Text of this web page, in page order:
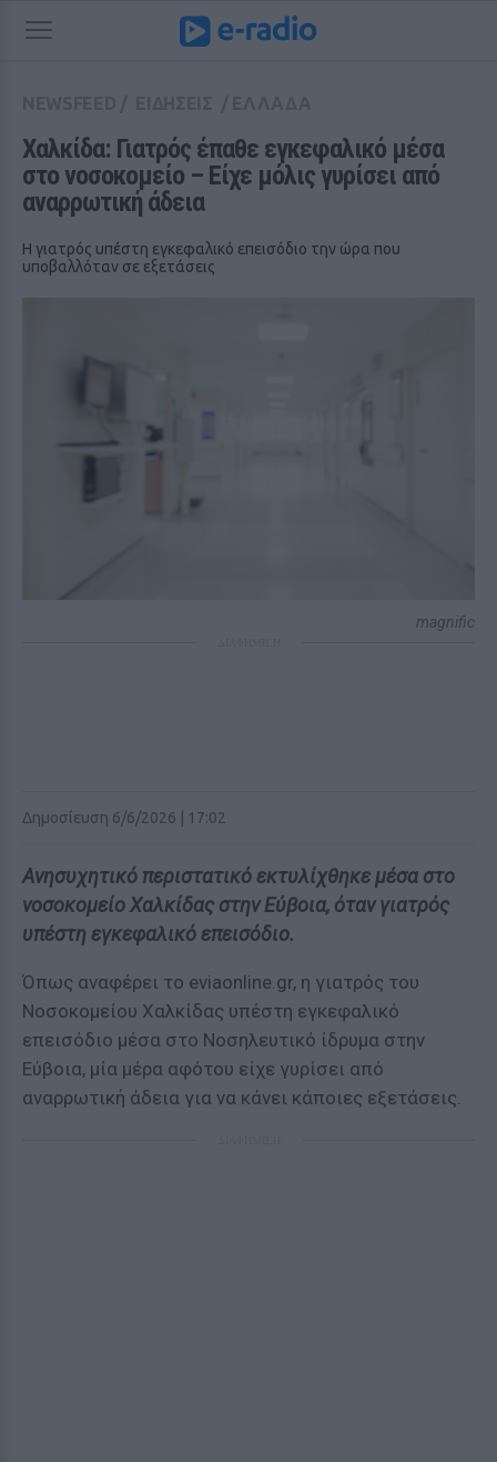
Χαλκίδα: Γιατρός έπαθε εγκεφαλικό μέσα
στο νοσοκομείο – Είχε μόλις γυρίσει από
αναρρωτική άδεια
Η γιατρός υπέστη εγκεφαλικό επεισόδιο την ώρα που
υποβαλλόταν σε εξετάσεις
magnific
Δημοσίευση 6/6/2026 | 17:02
Ανησυχητικό περιστατικό εκτυλίχθηκε μέσα στο
νοσοκομείο Χαλκίδας στην Εύβοια, όταν γιατρός
υπέστη εγκεφαλικό επεισόδιο.
Όπως αναφέρει το eviaonline.gr, η γιατρός του
Νοσοκομείου Χαλκίδας υπέστη εγκεφαλικό
επεισόδιο μέσα στο Νοσηλευτικό ίδρυμα στην
Εύβοια, μία μέρα αφότου είχε γυρίσει από
αναρρωτική άδεια για να κάνει κάποιες εξετάσεις.